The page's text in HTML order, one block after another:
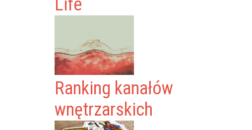
Life
Ranking kanałów
wnętrzarskich